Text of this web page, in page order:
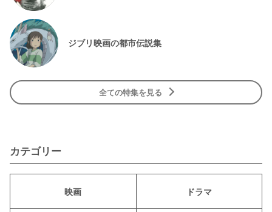
ジブリ映画の都市伝説集
全ての特集を見る
カテゴリー
映画 ドラマ